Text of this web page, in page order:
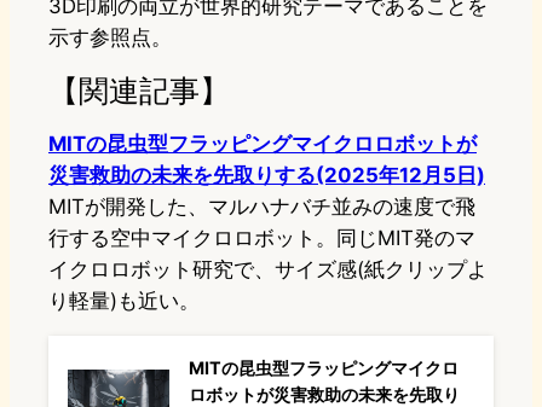
3D印刷の両立が世界的研究テーマであることを
示す参照点。
【関連記事】
MITの昆虫型フラッピングマイクロロボットが
災害救助の未来を先取りする(2025年12月5日)
MITが開発した、マルハナバチ並みの速度で飛
行する空中マイクロロボット。同じMIT発のマ
イクロロボット研究で、サイズ感(紙クリップよ
り軽量)も近い。
MITの昆虫型フラッピングマイクロ
ロボットが災害救助の未来を先取り